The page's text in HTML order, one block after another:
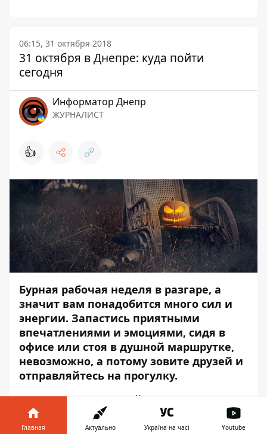
06:15, 31 октября 2018
31 октября в Днепре: куда пойти
сегодня
Информатор Днепр
ЖУРНАЛИСТ
👍
Бурная рабочая неделя в разгаре, а
значит вам понадобится много сил и
энергии. Запастись приятными
впечатлениями и эмоциями, сидя в
офисе или стоя в душной маршрутке,
невозможно, а потому зовите друзей и
отправляйтесь на прогулку.
Сегодня в Днепре пройдет достаточно
много интересных, но в тоже время
полезных
Главная Актуально Україна на часі Youtube